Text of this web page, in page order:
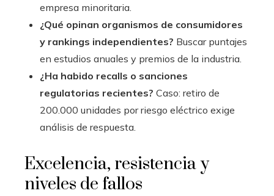
empresa minoritaria.
¿Qué opinan organismos de consumidores
y rankings independientes? Buscar puntajes
en estudios anuales y premios de la industria.
¿Ha habido recalls o sanciones
regulatorias recientes? Caso: retiro de
200.000 unidades por riesgo eléctrico exige
análisis de respuesta.
Excelencia, resistencia y
niveles de fallos